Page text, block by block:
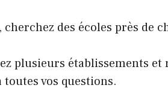
cherchez des écoles près de
plusieurs établissements
vos questions.